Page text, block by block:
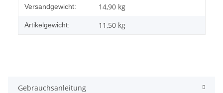
Produkteigenschaft
Wert
Versandgewicht: 14,90 kg
Artikelgewicht: 11,50 kg
Gebrauchsanleitung